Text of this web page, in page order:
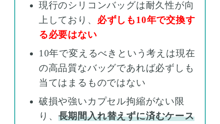
現行のシリコンバッグは耐久性が向
上しており、 必ずしも10年で交換す
る必要はない
10年で変えるべきという考えは現在
の高品質なバッグであれば必ずしも
当てはまるものではない
破損や強いカプセル拘縮がない限
り、 長期間入れ替えずに済むケース